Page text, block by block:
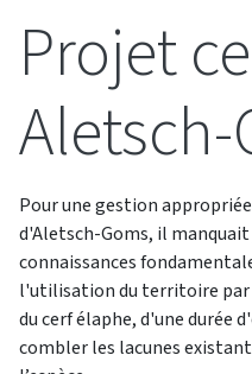
Projet
Aletsch-
Pour une gestion
d'Aletsch-Goms, il
connaissances
l'utilisation du territoire par
du cerf élaphe, d'une durée
combler les lacunes